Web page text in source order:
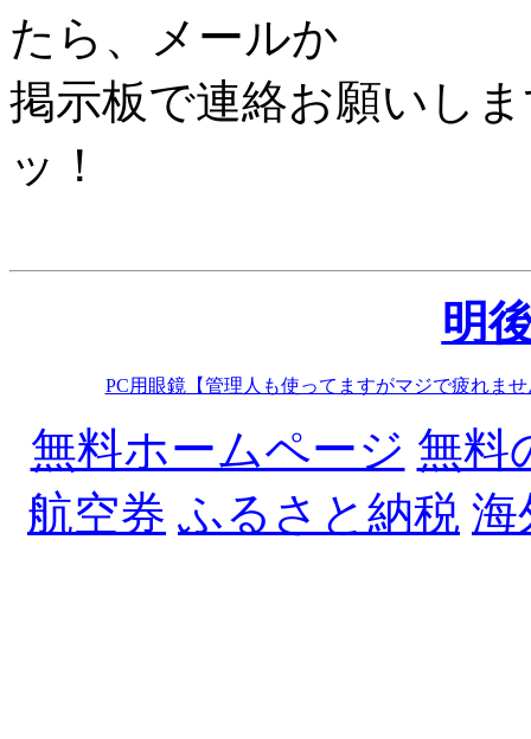
たら、メールか
掲示板で連絡お願いし
ッ！
明
PC用眼鏡【管理人も使ってますがマジで疲れませ
無料ホームページ 無料
航空券 ふるさと納税 海